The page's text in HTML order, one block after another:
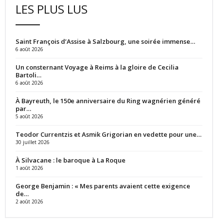
LES PLUS LUS
Saint François d’Assise à Salzbourg, une soirée immense…
6 août 2026
Un consternant Voyage à Reims à la gloire de Cecilia
Bartoli…
6 août 2026
À Bayreuth, le 150e anniversaire du Ring wagnérien généré
par…
5 août 2026
Teodor Currentzis et Asmik Grigorian en vedette pour une…
30 juillet 2026
À Silvacane : le baroque à La Roque
1 août 2026
George Benjamin : « Mes parents avaient cette exigence
de…
2 août 2026